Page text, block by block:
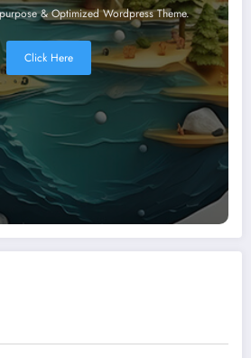
& Optimized Wordpress Theme.
Click Here